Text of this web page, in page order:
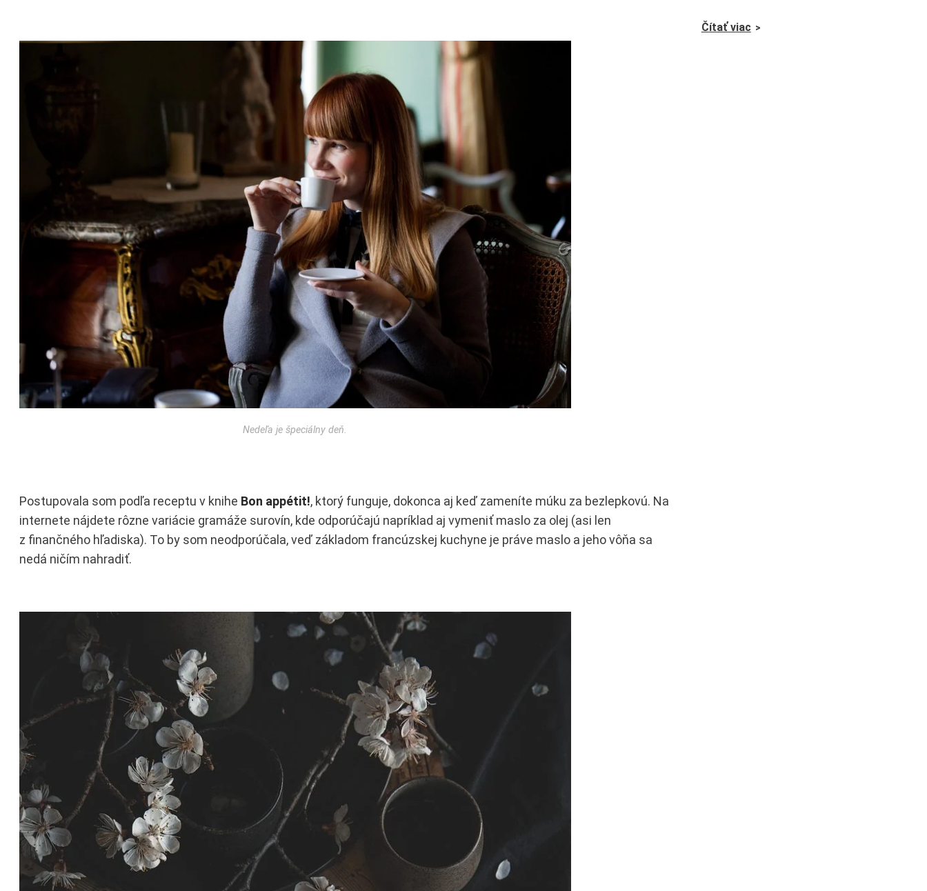
Nedeľa je špeciálny deň.
Postupovala som podľa receptu v knihe Bon appétit!, ktorý funguje, dokonca aj keď zameníte múku za bezlepkovú. Na
internete nájdete rôzne variácie gramáže surovín, kde odporúčajú napríklad aj vymeniť maslo za olej (asi len
z finančného hľadiska). To by som neodporúčala, veď základom francúzskej kuchyne je práve maslo a jeho vôňa sa
nedá ničím nahradiť.
Čítať viac